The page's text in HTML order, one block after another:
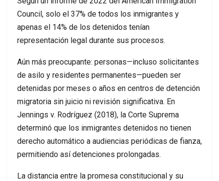
Council, solo el 37% de todos los inmigrantes y
apenas el 14% de los detenidos tenían
representación legal durante sus procesos.
Aún más preocupante: personas—incluso solicitantes
de asilo y residentes permanentes—pueden ser
detenidas por meses o años en centros de detención
migratoria sin juicio ni revisión significativa. En
Jennings v. Rodríguez (2018), la Corte Suprema
determinó que los inmigrantes detenidos no tienen
derecho automático a audiencias periódicas de fianza,
permitiendo así detenciones prolongadas.
La distancia entre la promesa constitucional y su